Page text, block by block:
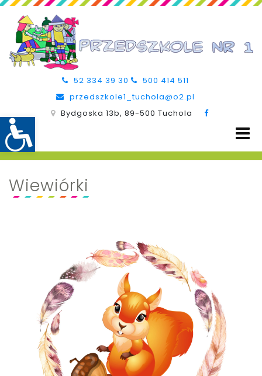
52 334 39 30
500 414 511
przedszkole1_tuchola@o2.pl
Bydgoska 13b, 89-500 Tuchola
Wiewiórki